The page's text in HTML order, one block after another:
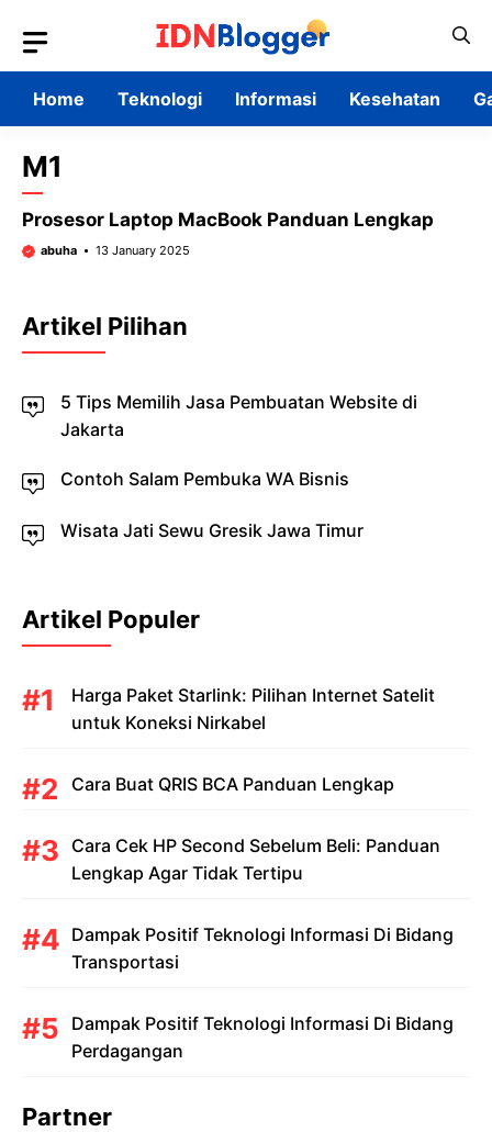
content
Home
Teknologi Informasi Kesehatan
M1
Prosesor Laptop MacBook Panduan Lengkap
abuha 13 January 2025
Artikel Pilihan
5 Tips Memilih Jasa Pembuatan Website di
Jakarta
Contoh Salam Pembuka WA Bisnis
Wisata Jati Sewu Gresik Jawa Timur
Artikel Populer
Harga Paket Starlink: Pilihan Internet Satelit
untuk Koneksi Nirkabel
Cara Buat QRIS BCA Panduan Lengkap
Cara Cek HP Second Sebelum Beli: Panduan
Lengkap Agar Tidak Tertipu
Dampak Positif Teknologi Informasi Di Bidang
Transportasi
Dampak Positif Teknologi Informasi Di Bidang
Perdagangan
Partner